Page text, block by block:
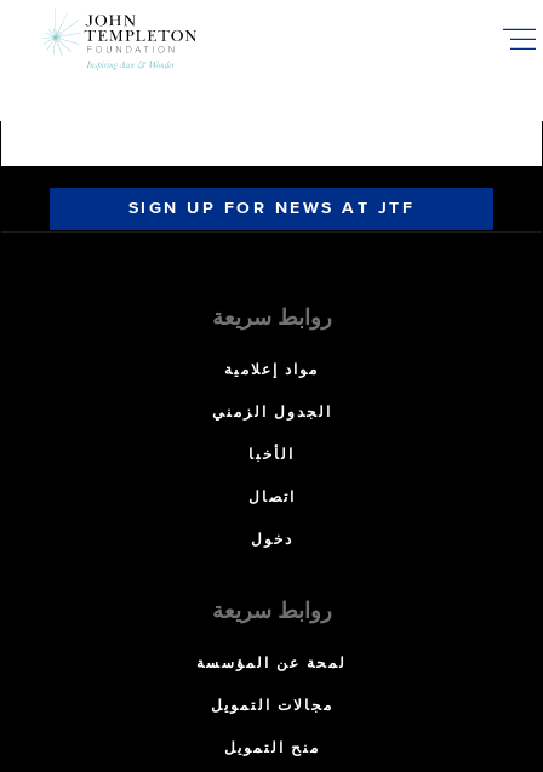
SIGN UP FOR NEWS AT JTF
روابط سريعة
مواد إعلامية
الجدول الزمني
الأخبا
اتصال
دخول
روابط سريعة
لمحة عن المؤسسة
مجالات التمويل
منح التمويل